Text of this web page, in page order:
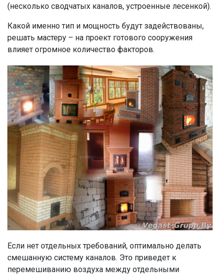
(несколько сводчатых каналов, устроенные лесенкой).
Какой именно тип и мощность будут задействованы,
решать мастеру – на проект готового сооружения
влияет огромное количество факторов.
Если нет отдельных требований, оптимально делать
смешанную систему каналов. Это приведет к
перемешиванию воздуха между отдельными